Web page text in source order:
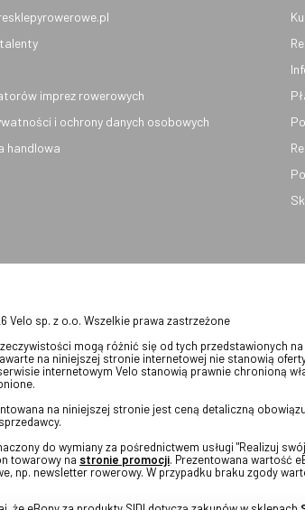
imprez rowerowych
i ochrony danych osobowych
handlowa
Velo sp. z o.o. Wszelkie prawa zastrzeżone
mogą różnić się od tych przedstawionych
na niniejszej stronie internetowej nie stanowią
internetowym Velo stanowią prawnie chronioną
na niniejszej stronie jest ceną detaliczną
do wymiany za pośrednictwem usługi "Realizuj
towarowy na stronie promocji. Prezentowana wartość
np. newsletter rowerowy. W przypadku braku zgody